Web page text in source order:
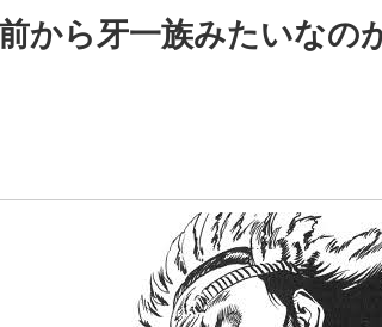
前から牙一族みたいな